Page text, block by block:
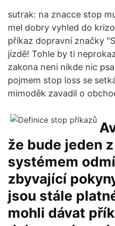
sutrak: na znacce stop
mel dobry vyhled do
příkaz dopravní značky
jízdě! Tohle by ti
zakona neni nikde nic
pojmem stop loss se
mimoděk zavadil o
že bude jeden
systémem
zbyvající
jsou stále
mohli dávat